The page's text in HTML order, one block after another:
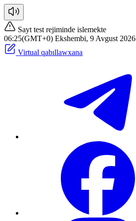
Sayt test rejiminde islemekte
06:25(GMT+0) Ekshembi, 9 Avgust 2026
Virtual qabıllawxana